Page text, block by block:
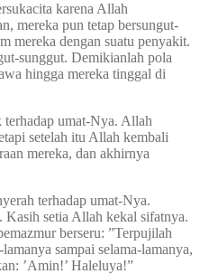
karena Allah
mereka pun tetap bersungut-
mereka dengan suatu penyakit.
sunggut. Demikianlah pola
hingga mereka tinggal di
umat-Nya. Allah
setelah itu Allah kembali
mereka, dan akhirnya
terhadap umat-Nya.
setia Allah kekal sifatnya.
berseru: ”Terpujilah
sampai selama-lamanya,
’Amin!’ Haleluya!”